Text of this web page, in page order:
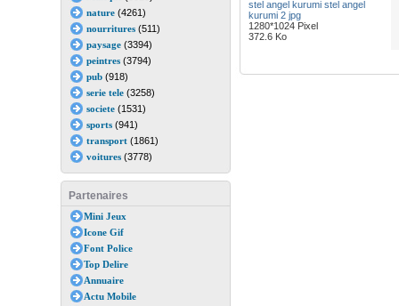
nature(4261)
nourritures(511)
paysage(3394)
peintres(3794)
pub(918)
serie tele(3258)
societe(1531)
sports(941)
transport(1861)
voitures(3778)
Partenaires
Mini Jeux
Icone Gif
Font Police
Top Delire
Annuaire
Actu Mobile
stel angel kurumi stel angel
kurumi 2 jpg
1280*1024 Pixel
372.6 Ko